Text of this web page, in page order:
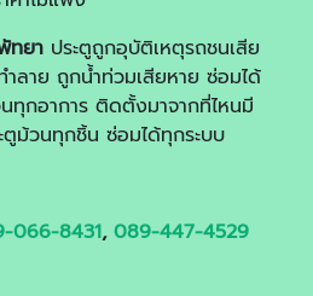
ทยา ประตูถูกอุบัติเหตุรถชนเสีย
ลาย ถูกน้ำท่วมเสียหาย ซ่อมได้
นทุกอาการ ติดตั้งมาจากที่ไหนมี
ม้วนทุกชิ้น ซ่อมได้ทุกระบบ
066-8431, 089-447-4529